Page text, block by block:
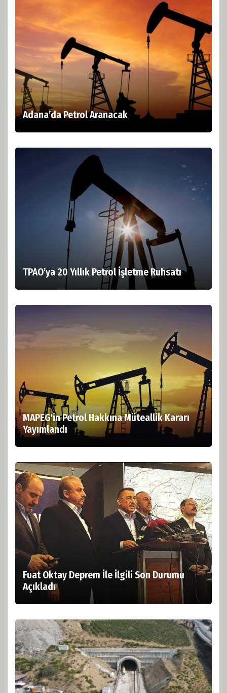
Adana’da Petrol Aranacak
TPAO’ya 20 Yıllık Petrol İşletme Ruhsatı
MAPEG'in Petrol Hakkına Müteallik Kararı
Yayımlandı
Fuat Oktay Deprem İle İlgili Son Durumu
Açıkladı